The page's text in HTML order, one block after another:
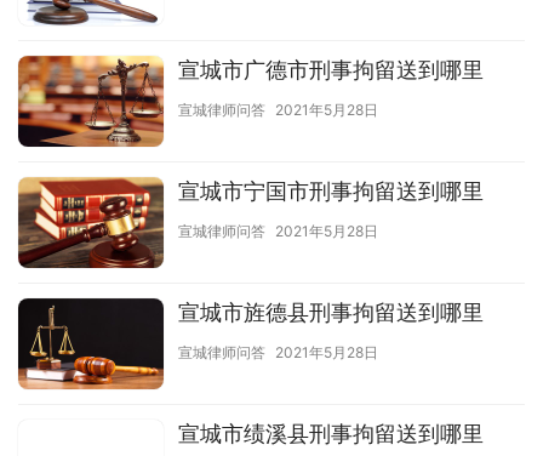
宣城市广德市刑事拘留送到哪里
宣城律师问答 2021年5月28日
宣城市宁国市刑事拘留送到哪里
宣城律师问答 2021年5月28日
宣城市旌德县刑事拘留送到哪里
宣城律师问答 2021年5月28日
宣城市绩溪县刑事拘留送到哪里